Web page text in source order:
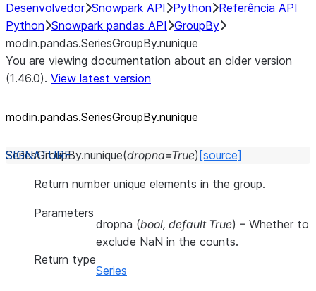
Desenvolvedor Snowpark API Python Referência API
Python Snowpark pandas API GroupBy
modin.pandas.SeriesGroupBy.nunique
You are viewing documentation about an older version
(1.46.0). View latest version
modin.pandas.SeriesGroupBy.nunique
SeriesGroupBy.nunique(dropna=True) [source]
Return number unique elements in the group.
Parameters
dropna (bool, default True) – Whether to
exclude NaN in the counts.
Return type
Series